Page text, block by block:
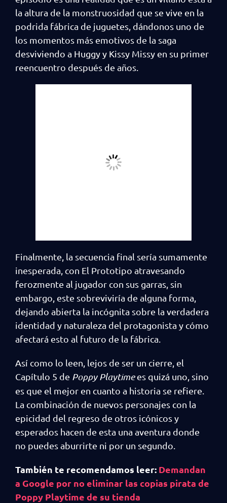
la altura de la monstruosidad que se vive en la
podrida fábrica de juguetes, dándonos uno de
los momentos más emotivos de la saga
desviviendo a Huggy y Kissy Missy en su primer
reencuentro después de años.
Finalmente, la secuencia final sería sumamente
inesperada, con El Prototipo atravesando
ferozmente al jugador con sus garras, sin
embargo, este sobreviviría de alguna forma,
dejando abierta la incógnita sobre la verdadera
identidad y naturaleza del protagonista y cómo
afectará esto al futuro de la fábrica.
Así como lo leen, lejos de ser un cierre, el
Capítulo 5 de Poppy Playtimees quizá uno, sino
es que el mejor en cuanto a historia se refiere.
La combinación de nuevos personajes con la
epicidad del regreso de otros icónicos y
esperados hacen de esta una aventura donde
no puedes aburrirte ni por un segundo.
También te recomendamos leer: Demandan
a Google por no eliminar las copias pirata de
Poppy Playtime de su tienda